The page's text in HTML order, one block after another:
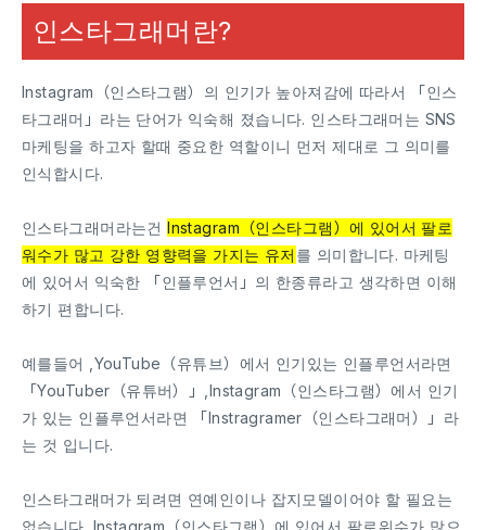
인스타그래머란?
Instagram（인스타그램）의 인기가 높아져감에 따라서 「인스
타그래머」라는 단어가 익숙해 졌습니다. 인스타그래머는 SNS
마케팅을 하고자 할때 중요한 역할이니 먼저 제대로 그 의미를
인식합시다.
인스타그래머라는건Instagram（인스타그램）에 있어서 팔로
워수가 많고 강한 영향력을 가지는 유저 를 의미합니다. 마케팅
에 있어서 익숙한 「인플루언서」의 한종류라고 생각하면 이해
하기 편합니다.
예를들어 ,YouTube（유튜브）에서 인기있는 인플루언서라면
「YouTuber（유튜버）」,Instagram（인스타그램）에서 인기
가 있는 인플루언서라면 「Instragramer（인스타그래머）」라
는 것 입니다.
인스타그래머가 되려면 연예인이나 잡지모델이어야 할 필요는
없습니다. Instagram（인스타그램）에 있어서 팔로워수가 많으